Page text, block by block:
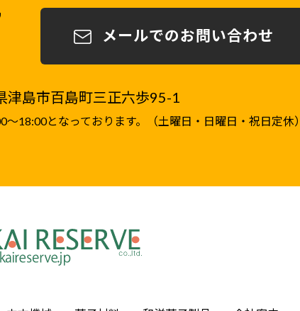
メールでのお問い合わせ
島市百島町三正六歩95-1
18:00となっております。（土曜日・日曜日・祝日定休）